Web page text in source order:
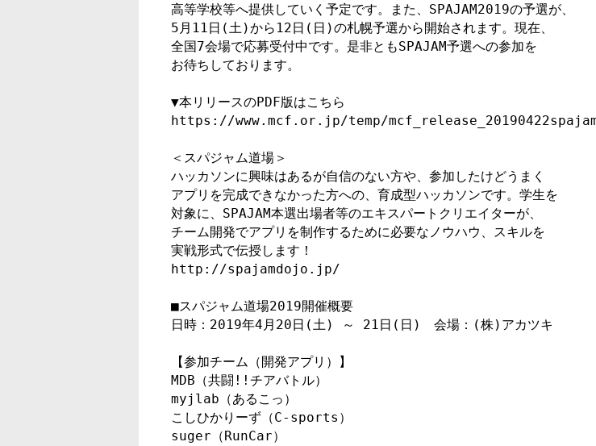
高等学校等へ提供していく予定です。また、SPAJAM2019の予選が、
5月11日(土)から12日(日)の札幌予選から開始されます。現在、
全国7会場で応募受付中です。是非ともSPAJAM予選への参加を
お待ちしております。
▼本リリースのPDF版はこちら
https://www.mcf.or.jp/temp/
＜スパジャム道場＞
ハッカソンに興味はあるが自信のない方や、参加したけどうまく
アプリを完成できなかった方への、育成型ハッカソンです。学生を
対象に、SPAJAM本選出場者等のエキスパートクリエイターが、
チーム開発でアプリを制作するために必要なノウハウ、スキルを
実戦形式で伝授します！
http://spajamdojo.jp/
■スパジャム道場2019開催概要
日時：2019年4月20日(土) ～ 21日(日)　会場：(株)アカツキ
【参加チーム（開発アプリ）】
MDB（共闘!!チアバトル）
myjlab（あるこっ）
こしひかりーず（C-sports）
suger（RunCar）